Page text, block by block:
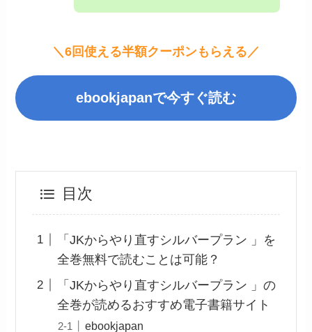
＼6回使える半額クーポンもらえる／
ebookjapanで今すぐ読む
目次
「JKからやり直すシルバープラン 」を
全巻無料で読むことは可能？
「JKからやり直すシルバープラン 」の
全巻が読めるおすすめ電子書籍サイト
ebookjapan